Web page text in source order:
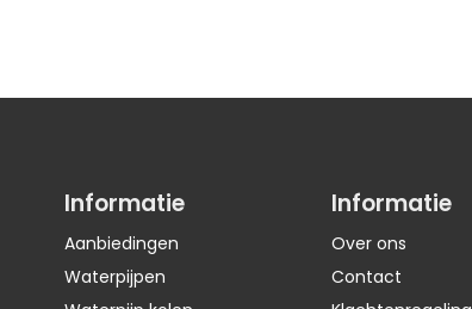
Informatie
Aanbiedingen
Waterpijpen
Informatie
Over ons
Contact